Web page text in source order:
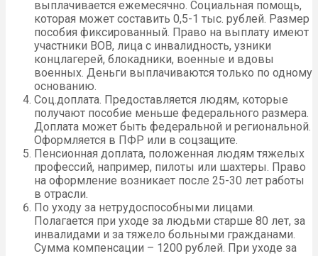
выплачивается ежемесячно. Социальная помощь,
которая может составить 0,5-1 тыс. рублей. Размер
пособия фиксированный. Право на выплату имеют
участники ВОВ, лица с инвалидность, узники
концлагерей, блокадники, военные и вдовы
военных. Деньги выплачиваются только по одному
основанию.
Соц.доплата. Предоставляется людям, которые
получают пособие меньше федерального размера.
Доплата может быть федеральной и региональной.
Оформляется в ПФР или в соцзащите.
Пенсионная доплата, положенная людям тяжелых
профессий, например, пилоты или шахтеры. Право
на оформление возникает после 25-30 лет работы
в отрасли.
По уходу за нетрудоспособными лицами.
Полагается при уходе за людьми старше 80 лет, за
инвалидами и за тяжело больными гражданами.
Сумма компенсации – 1200 рублей. При уходе за